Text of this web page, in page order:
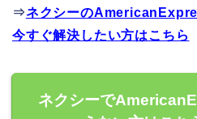
⇒ネクシーの
今すぐ解決したい方はこちら
ネクシーで